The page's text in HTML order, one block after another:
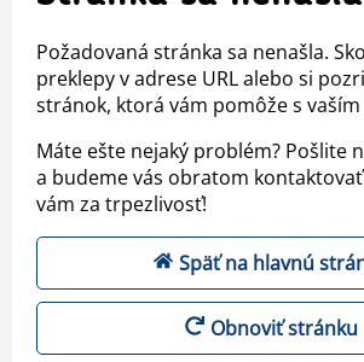
Požadovaná stránka sa nenašla.
preklepy v adrese URL alebo si
stránok, ktorá vám pomôže s
Máte ešte nejaký problém? Pošlite
a budeme vás obratom
vám za trpezlivosť!
Späť na hlavnú
Obnoviť stránku